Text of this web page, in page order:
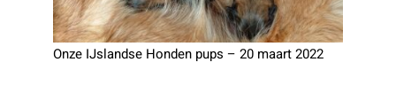
Onze IJslandse Honden pups – 20 maart 2022